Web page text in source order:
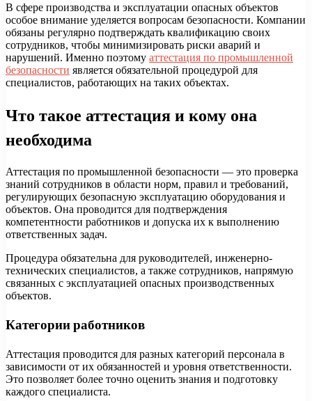
В сфере производства и эксплуатации опасных объектов
особое внимание уделяется вопросам безопасности. Компании
обязаны регулярно подтверждать квалификацию своих
сотрудников, чтобы минимизировать риски аварий и
нарушений. Именно поэтому аттестация по промышленной
безопасности является обязательной процедурой для
специалистов, работающих на таких объектах.
Что такое аттестация и кому она
необходима
Аттестация по промышленной безопасности — это проверка
знаний сотрудников в области норм, правил и требований,
регулирующих безопасную эксплуатацию оборудования и
объектов. Она проводится для подтверждения
компетентности работников и допуска их к выполнению
ответственных задач.
Процедура обязательна для руководителей, инженерно-
технических специалистов, а также сотрудников, напрямую
связанных с эксплуатацией опасных производственных
объектов.
Категории работников
Аттестация проводится для разных категорий персонала в
зависимости от их обязанностей и уровня ответственности.
Это позволяет более точно оценить знания и подготовку
каждого специалиста.